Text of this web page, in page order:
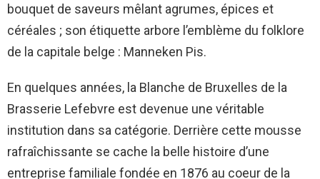
bouquet de saveurs mêlant agrumes, épices et
céréales ; son étiquette arbore l’emblème du folklore
de la capitale belge : Manneken Pis.
En quelques années, la Blanche de Bruxelles de la
Brasserie Lefebvre est devenue une véritable
institution dans sa catégorie. Derrière cette mousse
rafraîchissante se cache la belle histoire d’une
entreprise familiale fondée en 1876 au coeur de la